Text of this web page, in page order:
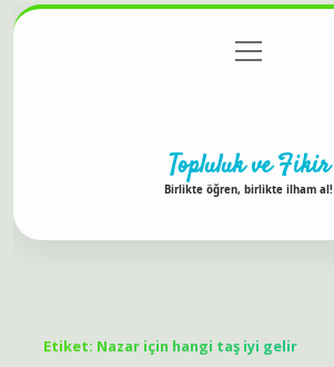
Gizlilik Politikası
menüyü
aç
Topluluk ve Fikir
Birlikte öğren, birlikte ilham al!
Etiket: Nazar için hangi taş iyi gelir